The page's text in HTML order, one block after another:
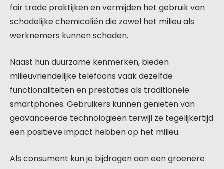
fair trade praktijken en vermijden het gebruik van
schadelijke chemicaliën die zowel het milieu als
werknemers kunnen schaden.
Naast hun duurzame kenmerken, bieden
milieuvriendelijke telefoons vaak dezelfde
functionaliteiten en prestaties als traditionele
smartphones. Gebruikers kunnen genieten van
geavanceerde technologieën terwijl ze tegelijkertijd
een positieve impact hebben op het milieu.
Als consument kun je bijdragen aan een groenere